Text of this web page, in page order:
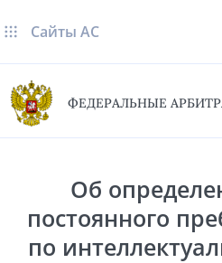
Сайты AC
ФЕДЕРАЛЬНЫЕ
Об
постоянного
по